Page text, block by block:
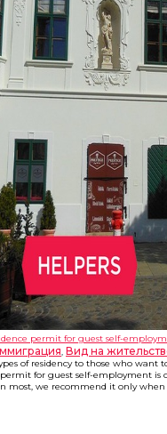
permit for guest self-
, Вид на
of residency to those who want
for guest self-employment is
most, we recommend it only